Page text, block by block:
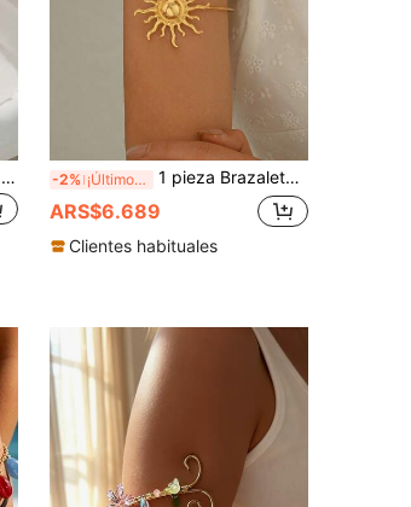
1 pieza Conjunto de brazalete ajustable abierto de brazo superior dorado, brazalete de brazo espiral floral con flores rosas y adornos de cristal, adecuado para boda de mujer, uso en fiesta de playa -2% ¡Últimos 3 días 1 pieza Brazalete de brazo tallado con patrón solar exagerado y diseño de ráfaga de sol, vintage y sexy, accesorio elegante para uso diario y fiestas, apto para todas las estaciones
ARS$6.689
Clientes habituales